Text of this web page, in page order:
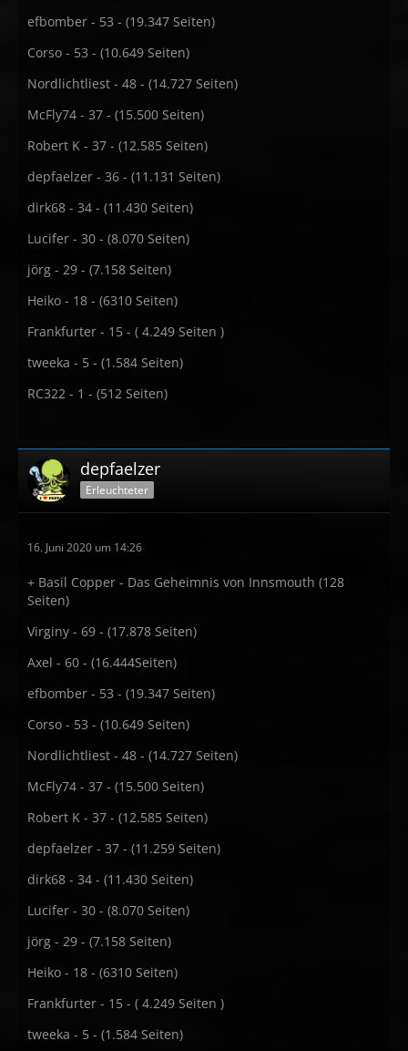
efbomber - 53 - (19.347 Seiten)
Corso - 53 - (10.649 Seiten)
Nordlichtliest - 48 - (14.727 Seiten)
McFly74 - 37 - (15.500 Seiten)
Robert K - 37 - (12.585 Seiten)
depfaelzer - 36 - (11.131 Seiten)
dirk68 - 34 - (11.430 Seiten)
Lucifer - 30 - (8.070 Seiten)
jörg - 29 - (7.158 Seiten)
Heiko - 18 - (6310 Seiten)
Frankfurter - 15 - ( 4.249 Seiten )
tweeka - 5 - (1.584 Seiten)
RC322 - 1 - (512 Seiten)
depfaelzer
Erleuchteter
16. Juni 2020 um 14:26
+ Basil Copper - Das Geheimnis von Innsmouth (128
Seiten)
Virginy - 69 - (17.878 Seiten)
Axel - 60 - (16.444Seiten)
efbomber - 53 - (19.347 Seiten)
Corso - 53 - (10.649 Seiten)
Nordlichtliest - 48 - (14.727 Seiten)
McFly74 - 37 - (15.500 Seiten)
Robert K - 37 - (12.585 Seiten)
depfaelzer - 37 - (11.259 Seiten)
dirk68 - 34 - (11.430 Seiten)
Lucifer - 30 - (8.070 Seiten)
jörg - 29 - (7.158 Seiten)
Heiko - 18 - (6310 Seiten)
Frankfurter - 15 - ( 4.249 Seiten )
tweeka - 5 - (1.584 Seiten)